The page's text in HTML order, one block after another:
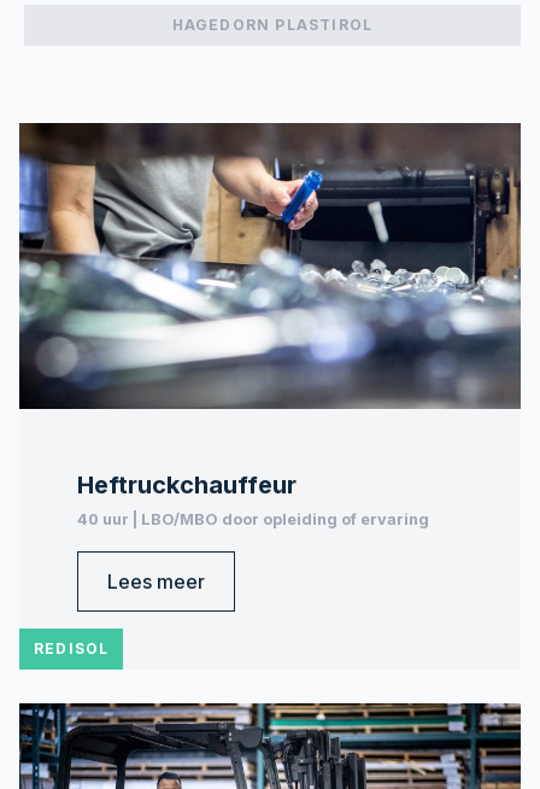
HAGEDORN PLASTIROL
REDISOL
Heftruckchauffeur
40 uur | LBO/MBO door opleiding of ervaring
Lees meer